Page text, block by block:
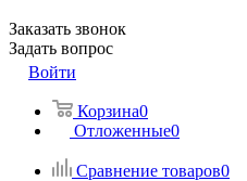
Заказать звонок
Задать вопрос
Войти
Корзина0
Отложенные0
Сравнение товаров0